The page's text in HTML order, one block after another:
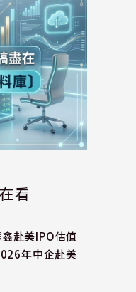
看
赴美IPO估值
年中企赴美